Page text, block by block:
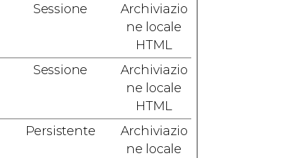
Sessione
Archiviazio
ne locale
HTML
Sessione
Archiviazio
ne locale
HTML
Persistente
Archiviazio
ne locale